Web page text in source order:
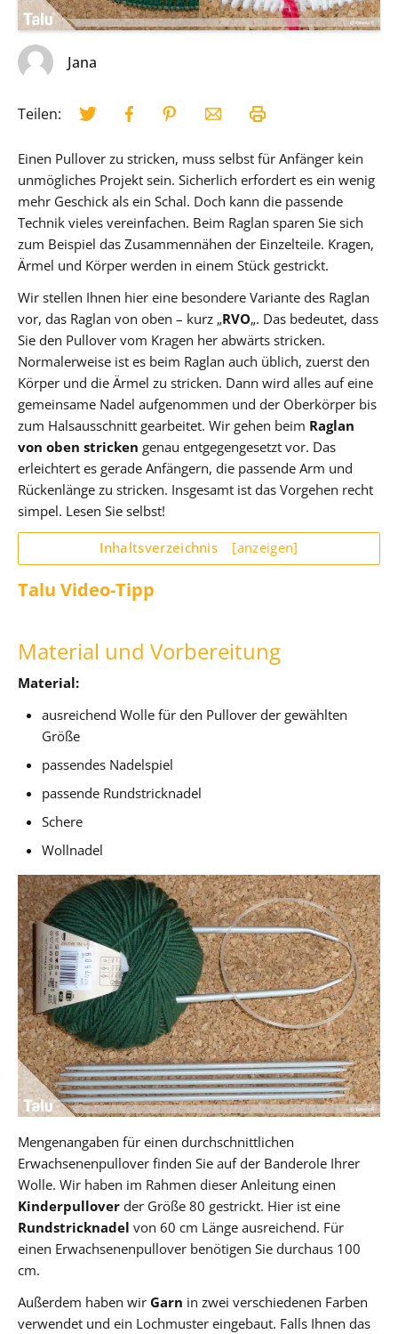
Jana
Teilen:
Einen Pullover zu stricken, muss selbst für Anfänger kein
unmögliches Projekt sein. Sicherlich erfordert es ein wenig
mehr Geschick als ein Schal. Doch kann die passende
Technik vieles vereinfachen. Beim Raglan sparen Sie sich
zum Beispiel das Zusammennähen der Einzelteile. Kragen,
Ärmel und Körper werden in einem Stück gestrickt.
Wir stellen Ihnen hier eine besondere Variante des Raglan
vor, das Raglan von oben – kurz „RVO„. Das bedeutet, dass
Sie den Pullover vom Kragen her abwärts stricken.
Normalerweise ist es beim Raglan auch üblich, zuerst den
Körper und die Ärmel zu stricken. Dann wird alles auf eine
gemeinsame Nadel aufgenommen und der Oberkörper bis
zum Halsausschnitt gearbeitet. Wir gehen beim Raglan
von oben stricken genau entgegengesetzt vor. Das
erleichtert es gerade Anfängern, die passende Arm und
Rückenlänge zu stricken. Insgesamt ist das Vorgehen recht
simpel. Lesen Sie selbst!
Inhaltsverzeichnis [anzeigen]
Talu Video-Tipp
Material und Vorbereitung
Material:
ausreichend Wolle für den Pullover der gewählten
Größe
passendes Nadelspiel
passende Rundstricknadel
Schere
Wollnadel
Mengenangaben für einen durchschnittlichen
Erwachsenenpullover finden Sie auf der Banderole Ihrer
Wolle. Wir haben im Rahmen dieser Anleitung einen
Kinderpullover der Größe 80 gestrickt. Hier ist eine
Rundstricknadel von 60 cm Länge ausreichend. Für
einen Erwachsenenpullover benötigen Sie durchaus 100
cm.
Außerdem haben wir Garn in zwei verschiedenen Farben
verwendet und ein Lochmuster eingebaut. Falls Ihnen das